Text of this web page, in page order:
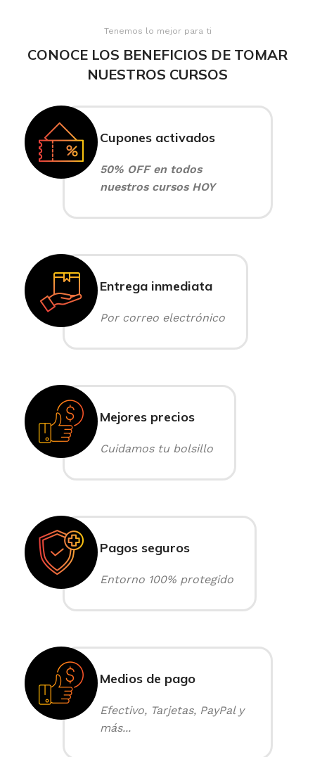
Tenemos lo mejor para ti
CONOCE LOS BENEFICIOS DE TOMAR
NUESTROS CURSOS
Cupones activados
50% OFF en todos
nuestros cursos HOY
Entrega inmediata
Por correo electrónico
Mejores precios
Cuidamos tu bolsillo
Pagos seguros
Entorno 100% protegido
Medios de pago
Efectivo, Tarjetas, PayPal y
más...